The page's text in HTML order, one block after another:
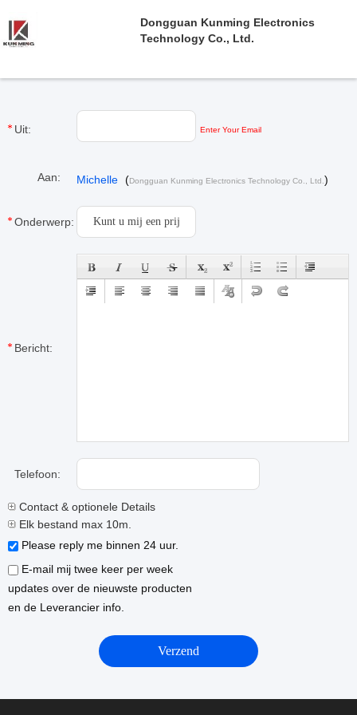
Dongguan Kunming Electronics
Technology Co., Ltd.
Uit: Enter Your Email
Aan: Michelle (Dongguan Kunming Electronics Technology Co., Ltd. )
Onderwerp:
Bericht:
Telefoon:
Contact & optionele Details
Elk bestand max 10m.
Please reply me binnen 24 uur.
E-mail mij twee keer per week
updates over de nieuwste producten
en de Leverancier info.